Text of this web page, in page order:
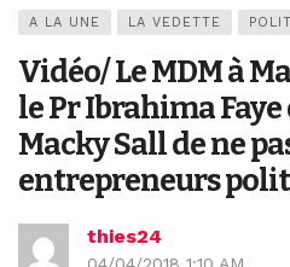
A LA UNE LA VEDETTE
Vidéo/ Le MDM à
le Pr Ibrahima
Macky Sall de ne
entrepreneurs
thies24